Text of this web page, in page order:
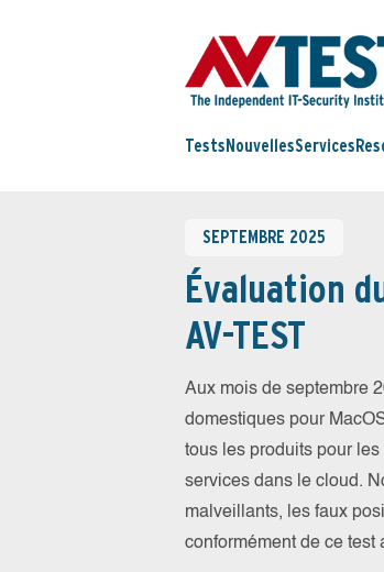
Tests NouvellesServices
SEPTEMBRE 2025
Évaluation
AV-TEST
Aux mois de septembre
domestiques pour
tous les produits pour
services dans le cloud.
malveillants, les faux
conformément de ce test